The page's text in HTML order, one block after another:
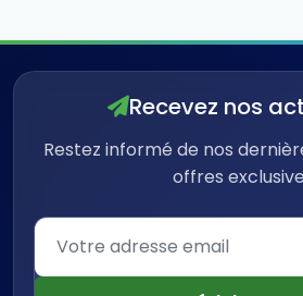
Recevez nos
Restez informé de nos
offres